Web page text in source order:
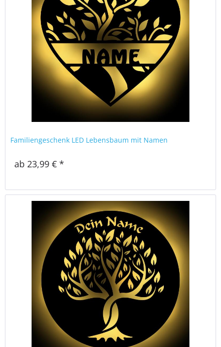
Familiengeschenk LED Lebensbaum mit Namen
ab 23,99 € *